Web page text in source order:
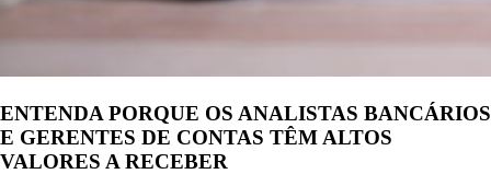
ENTENDA PORQUE OS ANALISTAS BANCÁRIOS
E GERENTES DE CONTAS TÊM ALTOS
VALORES A RECEBER